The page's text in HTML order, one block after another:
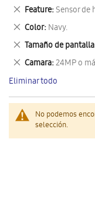
No podemos
selección.
este
artículo
Feature Sensor
Eliminar
este
artículo
Color Navy.
Eliminar
este
artículo
Tamaño de pantalla
Eliminar
este
artículo
Camara 24MP o
Eliminar
este
artículo
Eliminar todo